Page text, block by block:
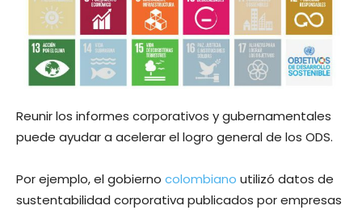
Reunir los informes corporativos y gubernamentales
puede ayudar a acelerar el logro general de los ODS.
Por ejemplo, el gobierno colombiano utilizó datos de
sustentabilidad corporativa publicados por empresas